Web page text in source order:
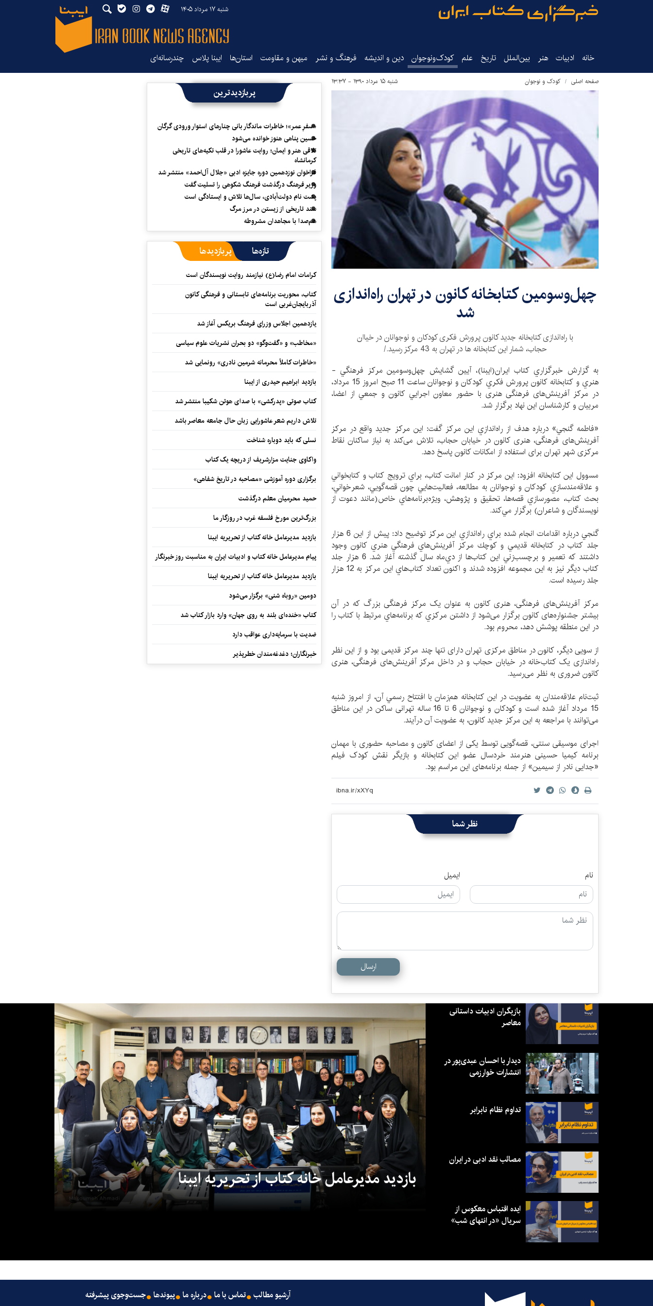
شنبه ۱۷ مرداد ۱۴۰۵
خانه ادبیات هنر بین‌الملل تاریخ‌ علم کودک‌ونوجوان دین و اندیشه فرهنگ و نشر میهن و مقاومت استان‌ها ایبنا پلاس چندرسانه‌ای
صفحه اصلی کودک و نوجوان شنبه ۱۵ مرداد ۱۳۹۰ - ۱۳:۳۷
چهل‌وسومين کتابخانه‌ کانون در تهران راه‌اندازی
شد
با راه‌اندازی کتابخانه‌ جدید کانون پرورش فکری کودکان و نوجوانان در خياان
حجاب، شمار اين كتابخانه ها در تهران به 43 مرکز ‌رسيد./
به گزارش خبرگزاري كتاب ايران(ايبنا)، آيین گشایش چهل‌وسومين مرکز فرهنگي -
هنري و كتابخانه‌ كانون پرورش فكري كودكان و نوجوانان ساعت 11 صبح امروز 15 مرداد،
در مرکز آفرینش‌های فرهنگی هنری با حضور معاون اجرايي كانون و جمعي از اعضا،
مربيان و كارشناسان اين نهاد برگزار شد.
«فاطمه گنجي» درباره هدف از راه‌اندازي اين مركز گفت: اين مرکز جدید واقع در مرکز
آفرینش‌های فرهنگی، هنری کانون در خیابان حجاب، تلاش می‌کند به نياز ساکنان نقاط
مرکزی شهر تهران برای استفاده از امکانات کانون پاسخ دهد.
مسوول اين كتابخانه افزود: اين مركز در كنار امانت كتاب، براي ترويج كتاب و كتابخواني
و علاقه‌مندسازي كودكان و نوجوانان به مطالعه، فعاليت‌هايي چون قصه‌گويي، شعرخواني،
بحث كتاب، مصورسازي قصه‌ها، تحقيق و پژوهش، ويژه‌برنامه‌هاي خاص(مانند دعوت از
نويسندگان و شاعران) برگزار مي‌كند.
گنجي درباره اقدامات انجام شده براي راه‌اندازي اين مركز توضيح داد: پيش از اين 6 هزار
جلد كتاب در كتابخانه‌ قديمي و كوچك مركز آفرينش‌هاي فرهنگي هنري كانون وجود
داشتند كه تعمير و برچسب‌زني اين كتاب‌ها از دي‌ماه سال گذشته آغاز شد. 6 هزار جلد
كتاب ديگر نيز به اين مجموعه افزوده شدند و ‌اكنون تعداد كتاب‌هاي اين مركز به 12 هزار
جلد رسيده است.
مرکز آفرینش‌های فرهنگی، هنری کانون به عنوان یک مرکز فرهنگی بزرگ که در آن
بیشتر جشنواره‌های کانون برگزار می‌شود از داشتن مركزي كه برنامه‌هاي مرتبط با كتاب را
در اين منطقه پوشش دهد، محروم بود.
از سویی دیگر، کانون در مناطق مرکزی تهران دارای تنها چند مرکز قدیمی بود و از این نظر
راه‌اندازی یک کتاب‌خانه در خیابان حجاب و در داخل مرکز آفرینش‌های فرهنگی، هنری
کانون ضروری به نظر می‌رسید.
ثبت‌نام علاقه‌مندان به عضويت در اين كتابخانه هم‌زمان با افتتاح رسمي آن، از امروز شنبه
15 مرداد آغاز شده است و کودکان و نوجوانان 6 تا 16 ساله تهرانی ساکن در این مناطق
می‌توانند با مراجعه به اين مرکز جدید کانون، به عضويت آن درآيند.
اجرای موسیقی سنتی، قصه‌گویی توسط یکی از اعضای کانون و مصاحبه‌ حضوری با مهمان
برنامه کیمیا حسینی هنرمند خردسال عضو این کتابخانه و بازیگر نقش کودک فیلم
«جدایی نادر از سیمین» از جمله برنامه‌های این مراسم بود.
نظر شما
نام ایمیل
ارسال
پربازدیدترین
«سفرِ عمر»؛ خاطرات ماندگار بانی چنارهای استوار ورودی گرگان
حسین پناهی هنوز خوانده می‌شود
تلاقی هنر و ایمان؛ روایت عاشورا در قلب تکیه‌های تاریخی
کرمانشاه
فراخوان نوزدهمین دوره جایزه ادبی «جلال آل‌احمد» منتشر شد
وزیر فرهنگ درگذشت فرهنگ شکوهی را تسلیت گفت
پشت نام دولت‌آبادی، سال‌ها تلاش و ایستادگی است
سند تاریخی از زیستن در مرز مرگ
هم‌صدا با مجاهدان مشروطه
تازه‌ها پربازدیدها
کرامات امام رضا(ع) نیازمند روایت نویسندگان است
کتاب، محوریت برنامه‌های تابستانی و فرهنگی کانون
آذربایجان‌غربی است
یازدهمین اجلاس وزرای فرهنگ بریکس آغاز شد
«مخاطب» و «گفت‌وگو» دو بحران نشریات علوم سیاسی
«خاطرات کاملاً محرمانه شرمین نادری» رونمایی شد
بازدید ابراهیم حیدری از ایبنا
کتاب صوتی «پدرکشی» با صدای هوتن شکیبا منتشر شد
تلاش داریم شعر عاشورایی زبان حال جامعه معاصر باشد
نسلی که باید دوباره شناخت
واکاوی جنایت مزارشریف از دریچه یک کتاب
برگزاری دوره آموزشی «مصاحبه در تاریخ شفاهی»
حمید محرمیان معلم درگذشت
بزرگ‌ترین مورخ فلسفه غرب در روزگار ما
بازدید مدیرعامل خانه کتاب از تحریریه ایبنا
پیام مدیرعامل خانه کتاب و ادبیات ایران به مناسبت روز خبرنگار
بازدید مدیرعامل خانه کتاب از تحریریه ایبنا
دومین «روباه شنی» برگزار می‌شود
کتاب «خنده‌ای بلند به روی جهان» وارد بازار کتاب شد
ضدیت با سرمایه‌داری عواقب دارد
خبرنگاران؛ دغدغه‌مندان خطرپذیر
بازدید مدیرعامل خانه کتاب از تحریریه ایبنا
بازیگران ادبیات داستانی
معاصر
دیدار با احسان عبدی‌پور در
انتشارات خوارزمی
تداوم نظام نابرابر
مصائب نقد ادبی در ایران
ایده اقتباس معکوس از
سریال «در انتهای شب»
آرشیو مطالب تماس با ما درباره ما پیوندها جست‌وجوی پیشرفته